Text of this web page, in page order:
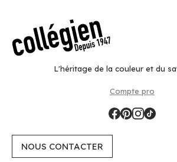
L'héritage de la couleur et du
Compte pro
NOUS CONTACTER